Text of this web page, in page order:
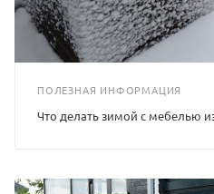
ПОЛЕЗНАЯ ИНФОРМАЦИЯ
Что делать зимой с мебелью